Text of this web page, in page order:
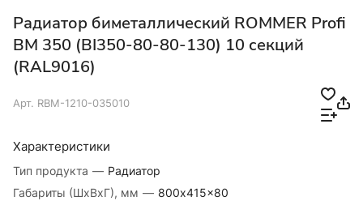
Радиатор биметаллический ROMMER Profi
BM 350 (BI350-80-80-130) 10 секций
(RAL9016)
Арт. RBM-1210-035010
Характеристики
Тип продукта — Радиатор
Габариты (ШхВхГ), мм — 800x415x80